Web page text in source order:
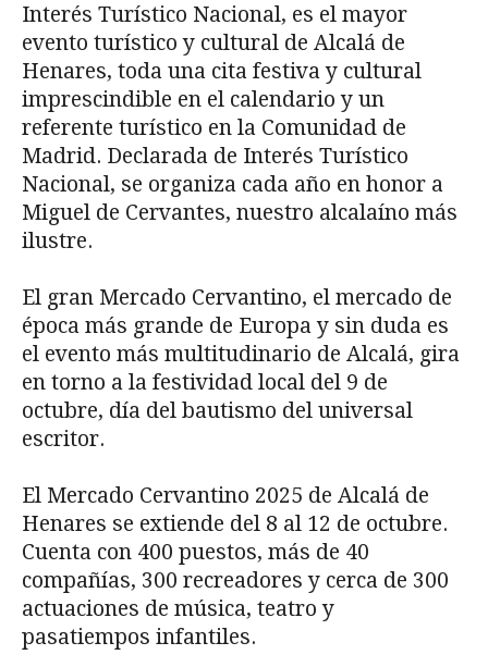
Interés Turístico Nacional, es el mayor
evento turístico y cultural de Alcalá de
Henares, toda una cita festiva y cultural
imprescindible en el calendario y un
referente turístico en la Comunidad de
Madrid. Declarada de Interés Turístico
Nacional, se organiza cada año en honor a
Miguel de Cervantes, nuestro alcalaíno más
ilustre.
El gran Mercado Cervantino, el mercado de
época más grande de Europa y sin duda es
el evento más multitudinario de Alcalá, gira
en torno a la festividad local del 9 de
octubre, día del bautismo del universal
escritor.
El Mercado Cervantino 2025 de Alcalá de
Henares se extiende del 8 al 12 de octubre.
Cuenta con 400 puestos, más de 40
compañías, 300 recreadores y cerca de 300
actuaciones de música, teatro y
pasatiempos infantiles.